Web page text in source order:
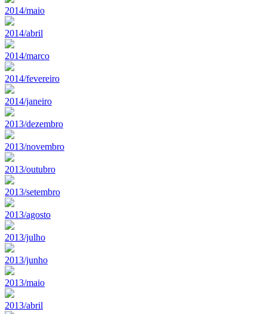
2014/maio
2014/abril
2014/marco
2014/fevereiro
2014/janeiro
2013/dezembro
2013/novembro
2013/outubro
2013/setembro
2013/agosto
2013/julho
2013/junho
2013/maio
2013/abril